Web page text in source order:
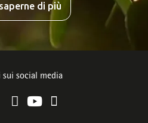
di più
sui social media